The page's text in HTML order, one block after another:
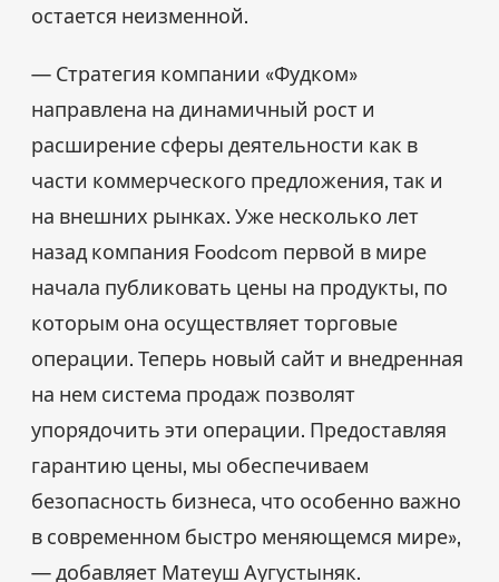
остается неизменной.
— Стратегия компании «Фудком»
направлена на динамичный рост и
расширение сферы деятельности как в
части коммерческого предложения, так и
на внешних рынках. Уже несколько лет
назад компания Foodcom первой в мире
начала публиковать цены на продукты, по
которым она осуществляет торговые
операции. Теперь новый сайт и внедренная
на нем система продаж позволят
упорядочить эти операции. Предоставляя
гарантию цены, мы обеспечиваем
безопасность бизнеса, что особенно важно
в современном быстро меняющемся мире»,
— добавляет Матеуш Аугустыняк.